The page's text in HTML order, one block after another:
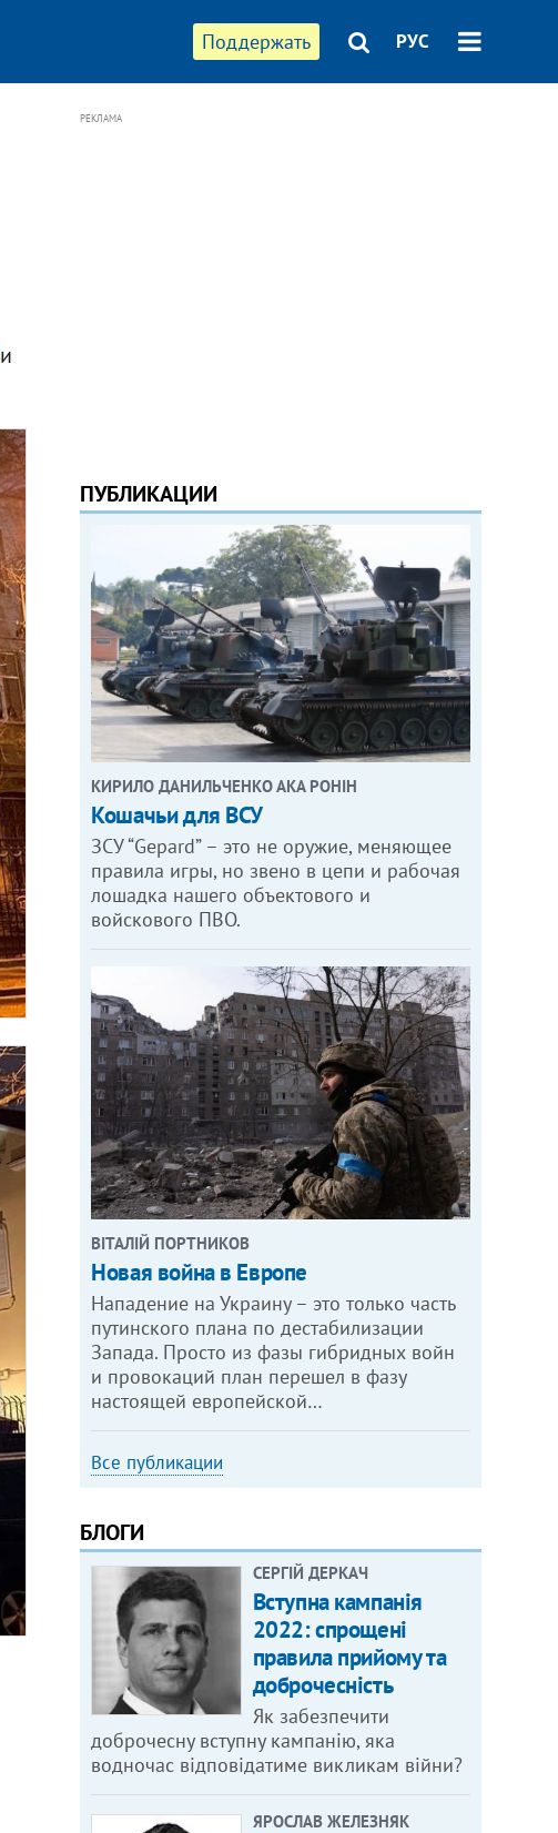
Поддержать РУС
и
РЕКЛАМА
ПУБЛИКАЦИИ
КИРИЛО ДАНИЛЬЧЕНКО АКА РОНІН
Кошачьи для ВСУ
ЗСУ “Gepard” – это не оружие, меняющее
правила игры, но звено в цепи и рабочая
лошадка нашего объектового и
войскового ПВО.
ВІТАЛІЙ ПОРТНИКОВ
Новая война в Европе
Нападение на Украину – это только часть
путинского плана по дестабилизации
Запада. Просто из фазы гибридных войн
и провокаций план перешел в фазу
настоящей европейской…
Все публикации
БЛОГИ
СЕРГІЙ ДЕРКАЧ
Вступна кампанія
2022: спрощені
правила прийому та
доброчесність
Як забезпечити
доброчесну вступну кампанію, яка
водночас відповідатиме викликам війни?
ЯРОСЛАВ ЖЕЛЕЗНЯК